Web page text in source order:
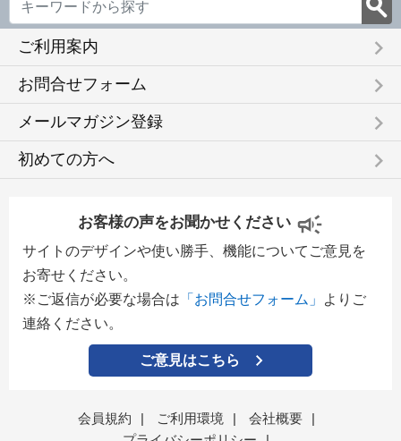
ご利用案内 keyboard_arrow_right
お問合せフォーム keyboard_arrow_right
メールマガジン登録 keyboard_arrow_right
初めての方へ keyboard_arrow_right
お客様の声をお聞かせください
サイトのデザインや使い勝手、機能についてご意見を
お寄せください。
※ご返信が必要な場合は 「お問合せフォーム」
よりご
連絡ください。
ご意見はこちら
会員規約 | ご利用環境 | 会社概要
|